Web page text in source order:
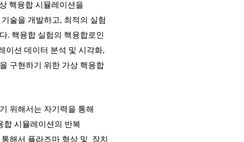
핵융합 시뮬레이션을
술을 개발하고, 최적의 실험
. 핵융합 실험의 핵융합로인
이션 데이터 분석 및 시각화,
구현하기 위한 가상 핵융합
위해서는 자기력을 통해
합 시뮬레이션의 반복
해서 플라즈마 형상 및 장치